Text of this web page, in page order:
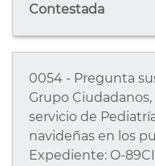
Contestada
0054 - Pregunta
Grupo Ciudadanos,
servicio de
navideñas en los
Expediente: O-